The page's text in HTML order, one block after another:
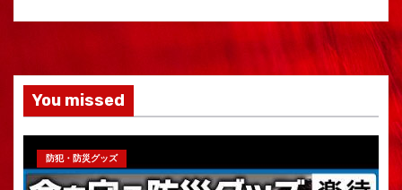
You missed
防犯・防災グッズ